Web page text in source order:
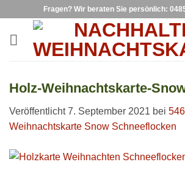
springen
Fragen? Wir beraten Sie persönlich:
Holz-Weihnachtskarte-
Veröffentlicht7. September 2021 bei
Weihnachtskarte Snow Schneeflocken